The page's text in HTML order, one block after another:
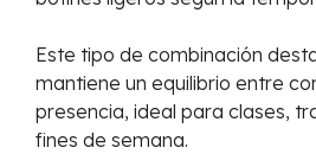
Este tipo de combinación
mantiene un equilibrio entre
presencia, ideal para clases,
fines de semana.